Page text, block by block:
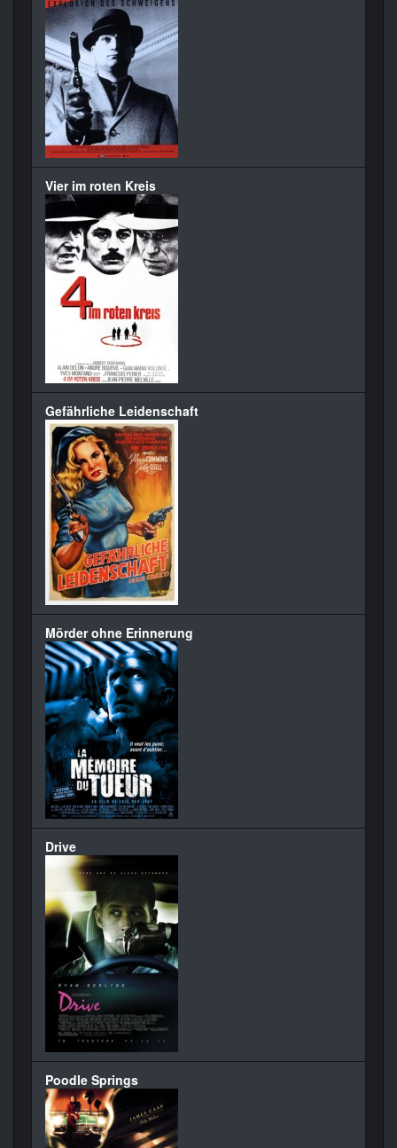
Vier im roten Kreis
Gefährliche Leidenschaft
Mörder ohne Erinnerung
Drive
Poodle Springs